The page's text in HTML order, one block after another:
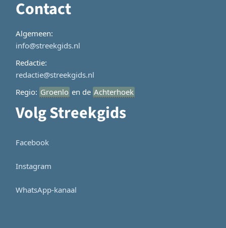
Contact
Algemeen:
info@streekgids.nl
Redactie:
redactie@streekgids.nl
Regio: Groenlo en de Achterhoek
Volg Streekgids
Facebook
Instagram
WhatsApp-kanaal